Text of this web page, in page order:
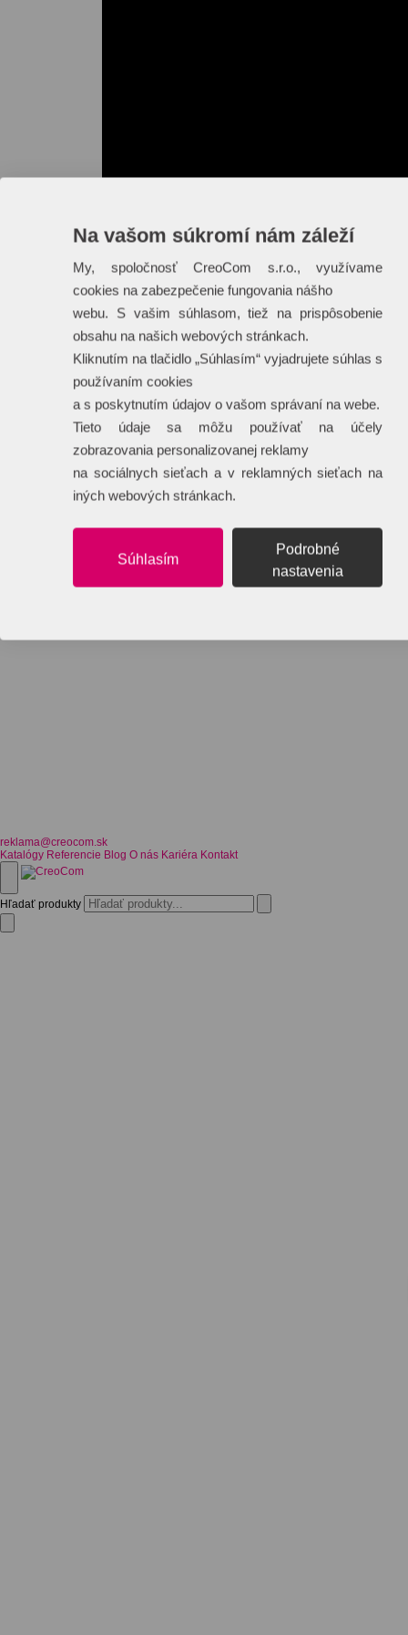
reklama@creocom.sk
Katalógy Referencie Blog O nás Kariéra Kontakt
Hľadať produkty
Na vašom súkromí nám záleží
My, spoločnosť CreoCom s.r.o., využívame
cookies na zabezpečenie fungovania nášho
webu. S vašim súhlasom, tiež na prispôsobenie
obsahu na našich webových stránkach.
Kliknutím na tlačidlo „Súhlasím“ vyjadrujete súhlas s
používaním cookies
a s poskytnutím údajov o vašom správaní na webe.
Tieto údaje sa môžu používať na účely
zobrazovania personalizovanej reklamy
na sociálnych sieťach a v reklamných sieťach na
iných webových stránkach.
Súhlasím
Podrobné
nastavenia